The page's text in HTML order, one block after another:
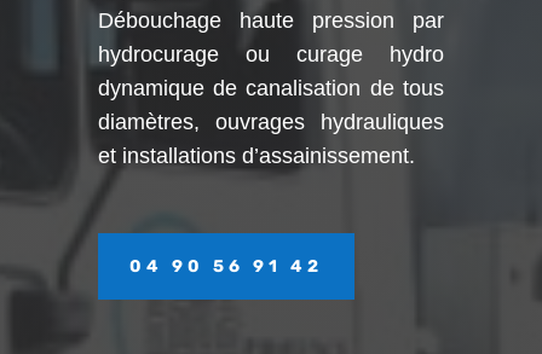
Débouchage haute pression par
hydrocurage ou curage hydro
dynamique de canalisation de tous
diamètres, ouvrages hydrauliques
et installations d’assainissement.
04 90 56 91 42